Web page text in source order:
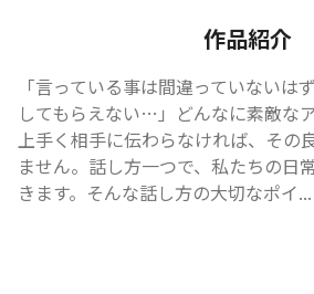
作品紹介
「言っている事は間違っていないは
してもらえない…」どんなに素敵な
上手く相手に伝わらなければ、その
ません。話し方一つで、私たちの日
きます。そんな話し方の大切なポイ...